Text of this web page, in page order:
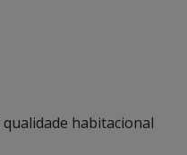
habitacional